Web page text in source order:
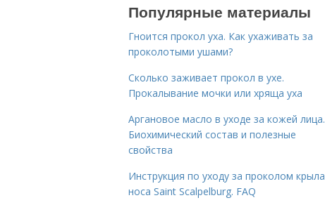
Популярные материалы
Гноится прокол уха. Как ухаживать за
проколотыми ушами?
Сколько заживает прокол в ухе.
Прокалывание мочки или хряща уха
Аргановое масло в уходе за кожей лица.
Биохимический состав и полезные
свойства
Инструкция по уходу за проколом крыла
носа Saint Scalpelburg. FAQ